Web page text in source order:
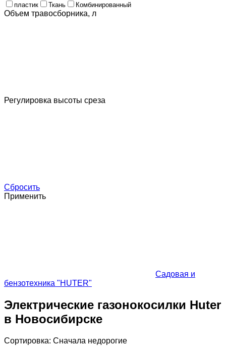
пластик Ткань Комбинированный
Объем травосборника, л
Регулировка высоты среза
Сбросить
Применить
Садовая и
бензотехника "HUTER"
Электрические газонокосилки Huter
в Новосибирске
Сортировка: Cначала недорогие